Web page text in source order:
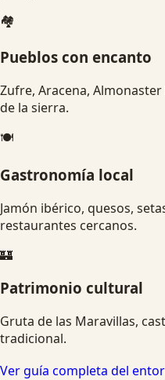
🏘️
Pueblos con encanto
Zufre, Aracena,
de la sierra.
🍽️
Gastronomía local
Jamón ibérico, quesos,
restaurantes cercanos.
🏰
Patrimonio cultural
Gruta de las Maravillas,
tradicional.
Ver guía completa del